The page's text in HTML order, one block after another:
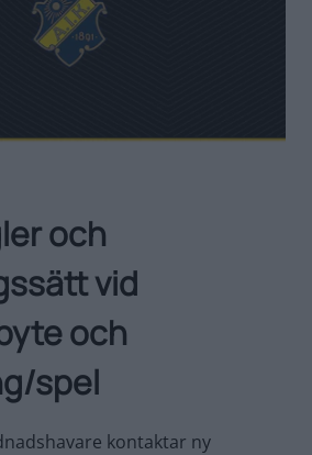
och
vid
och
spel
kontaktar ny